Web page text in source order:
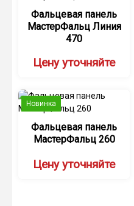
Фальцевая панель
МастерФальц Линия
470
Цену уточняйте
Новинка
Фальцевая панель
МастерФальц 260
Цену уточняйте